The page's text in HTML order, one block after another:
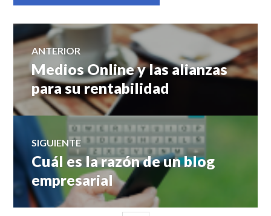
Navegación
de
entradas
ANTERIOR
Entrada
anterior:
Medios Online y las alianzas
para su rentabilidad
SIGUIENTE
Entrada
siguiente:
Cuál es la razón de un blog
empresarial